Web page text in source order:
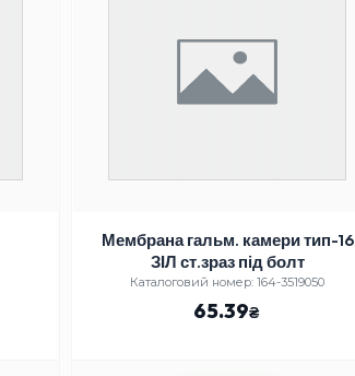
Мембрана гальм. камери тип-16
ЗІЛ ст.зраз під болт
Каталоговий номер: 164-3519050
65.39